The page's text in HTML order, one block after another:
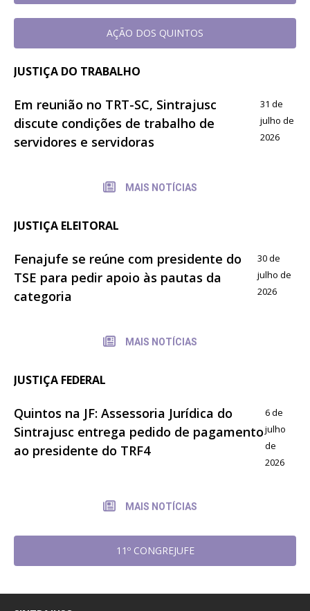
AÇÃO DOS QUINTOS
JUSTIÇA DO TRABALHO
Em reunião no TRT-SC, Sintrajusc
discute condições de trabalho de
servidores e servidoras
31 de
julho de
2026
MAIS NOTÍCIAS
JUSTIÇA ELEITORAL
Fenajufe se reúne com presidente do
TSE para pedir apoio às pautas da
categoria
30 de
julho de
2026
MAIS NOTÍCIAS
JUSTIÇA FEDERAL
Quintos na JF: Assessoria Jurídica do
Sintrajusc entrega pedido de pagamento
ao presidente do TRF4
6 de
julho
de
2026
MAIS NOTÍCIAS
11º CONGREJUFE